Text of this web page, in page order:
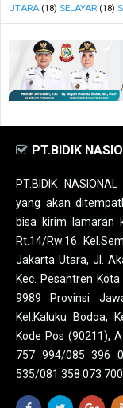
UTARA (18) SELAYAR (18)
PT.BIDIK
PT.BIDIK
yang akan
bisa kirim lamaran
Rt.14/Rw.16
Jakarta Utara, Jl.
Kec. Pesantren
9989 Provinsi
Kel.Kaluku Bodoa,
Kode Pos (90211),
757 994/085 396
535/081 358 073 700.